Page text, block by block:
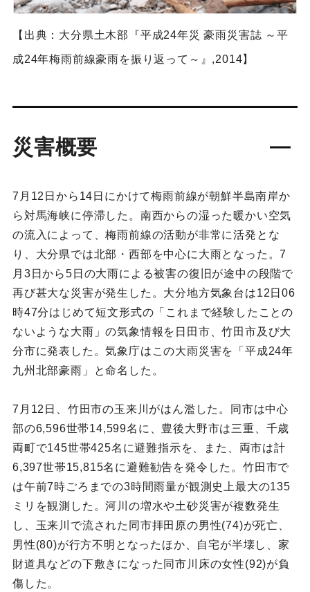
【出典：大分県土木部『平成24年災 豪雨災害誌 ～平
成24年梅雨前線豪雨を振り返って～』,2014】
災害概要
7月12日から14日にかけて梅雨前線が朝鮮半島南岸か
ら対馬海峡に停滞した。南西からの湿った暖かい空気
の流入によって、梅雨前線の活動が非常に活発とな
り、大分県では北部・西部を中心に大雨となった。7
月3日から5日の大雨による被害の復旧が途中の段階で
再び甚大な災害が発生した。大分地方気象台は12日06
時47分はじめて短文形式の「これまで経験したことの
ないような大雨」の気象情報を日田市、竹田市及び大
分市に発表した。気象庁はこの大雨災害を「平成24年
九州北部豪雨」と命名した。
7月12日、竹田市の玉来川がはん濫した。同市は中心
部の6,596世帯14,599名に、豊後大野市は三重、千歳
両町で145世帯425名に避難指示を、また、両市は計
6,397世帯15,815名に避難勧告を発令した。竹田市で
は午前7時ごろまでの3時間雨量が観測史上最大の135
ミリを観測した。河川の増水や土砂災害が複数発生
し、玉来川で流された同市拝田原の男性(74)が死亡、
男性(80)が行方不明となったほか、自宅が半壊し、家
財道具などの下敷きになった同市川床の女性(92)が負
傷した。